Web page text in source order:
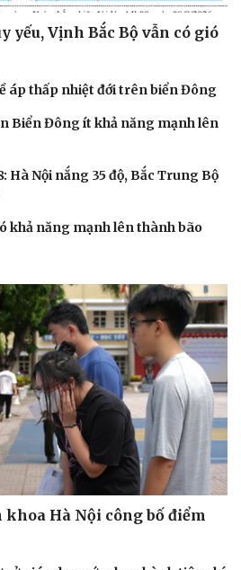
yếu, Vịnh Bắc Bộ vẫn có gió
áp thấp nhiệt đới trên biển Đông
Biển Đông ít khả năng mạnh lên
Hà Nội nắng 35 độ, Bắc Trung Bộ
khả năng mạnh lên thành bão
khoa Hà Nội công bố điểm